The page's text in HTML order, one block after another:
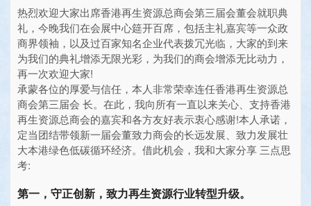
热烈欢迎大家出席香港再生资源总商会第三届会董会就职典
礼，今晚我们在会展中心筵开百席，包括主礼嘉宾等一众政
商界领袖，以及过百家知名企业代表拨冗光临，大家的到来
为我们的典礼增添无限光彩，为我们的商会增添无比动力，
再一次欢迎大家!
承蒙各位的厚爱与信任，本人非常荣幸连任香港再生资源总
商会第三届会 长。在此，我向所有一直以来关心、支持香港
再生资源总商会的嘉宾和各方友好表示衷心感谢!本人承诺，
定当团结带领新一届会董致力商会的长远发展、致力发展壮
大本港绿色低碳循环经济。借此机会，我和大家分享 三点思
考:
第一，守正创新，致力再生资源行业转型升级。